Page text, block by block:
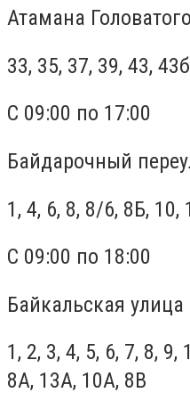
Атамана
33, 35, 37, 39, 43,
С 09:00 по 17:00
Байдарочный
1, 4, 6, 8, 8/6, 8Б, 10,
С 09:00 по 18:00
Байкальская улица
1, 2, 3, 4, 5, 6, 7, 8, 9,
8А, 13А, 10А, 8В